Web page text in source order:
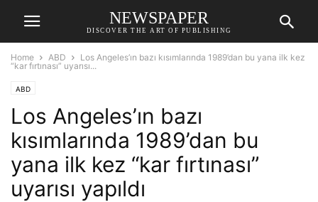
NEWSPAPER
DISCOVER THE ART OF PUBLISHING
Home ABD
Los Angeles’ın bazı kısımlarında 1989’dan bu yana ilk kez
“kar fırtınası” uyarısı...
ABD
Los Angeles’ın bazı
kısımlarında 1989’dan bu
yana ilk kez “kar fırtınası”
uyarısı yapıldı